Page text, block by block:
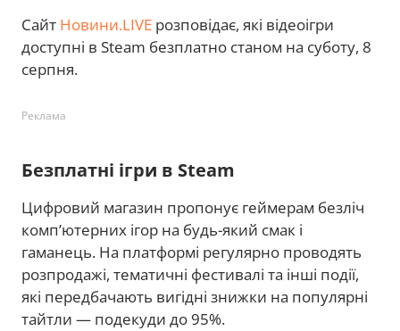
Сайт Новини.LIVE розповідає, які відеоігри
доступні в Steam безплатно станом на суботу, 8
серпня.
Реклама
Безплатні ігри в Steam
Цифровий магазин пропонує геймерам безліч
комп’ютерних ігор на будь-який смак і
гаманець. На платформі регулярно проводять
розпродажі, тематичні фестивалі та інші події,
які передбачають вигідні знижки на популярні
тайтли — подекуди до 95%.